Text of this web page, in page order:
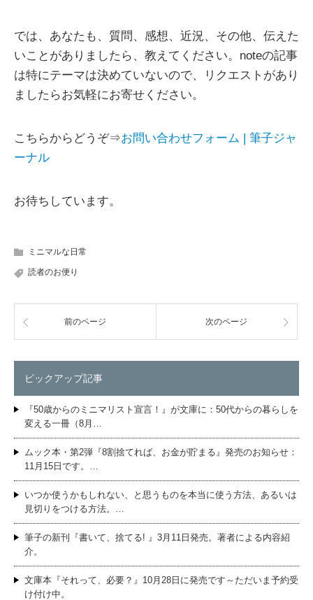
では、あなたも、質問、感想、近況、その他、伝えた
いことがありましたら、教えてください。noteの記事
は特にテーマは決めていないので、リクエストがあり
ましたらお気軽にお寄せください。
こちらからどうぞ⇒お問い合わせフォーム | 筆子ジャ
ーナル
お待ちしています。
ミニマルな日常
読者のお便り
前のページ 次のページ
ピックアップ記事
『50歳からのミニマリスト宣言！』が文庫に：50代からの暮らしを
変える一冊（8月…
ムック本・第2弾『8割捨てれば、お金が貯まる』発売のお知らせ：
11月15日です。…
いつか使うかもしれない、と思うものを本当に使う方法、あるいは
見切りをつける方法。…
筆子の新刊『書いて、捨てる! 』3月11日発売。著者による内容紹
介。
文庫本『それって、必要？』10月28日に発売です～ただいま予約受
け付け中。